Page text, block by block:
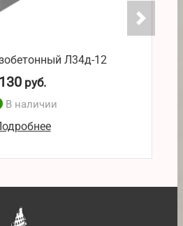
Л34д-12
130 руб.
В наличии